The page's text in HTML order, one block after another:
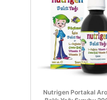
Nutrigen Portakal